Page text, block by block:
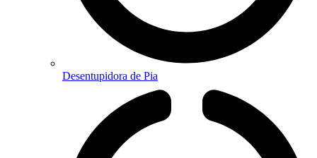
Desentupidora de Pia